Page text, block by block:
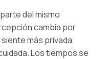
del mismo
cambia por
más privada,
Los tiempos se